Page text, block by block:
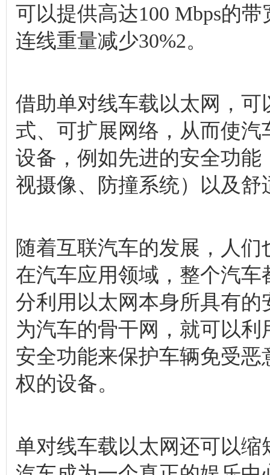
可以提供高达100 Mbps的
连线重量减少30%2。
借助单对线车载以太网，
式、可扩展网络，从而使
设备，例如先进的安全功能
视摄像、防撞系统）以及
随着互联汽车的发展，人
在汽车应用领域，整个汽
分利用以太网本身所具有
为汽车的骨干网，就可以
安全功能来保护车辆免受
权的设备。
单对线车载以太网还可以